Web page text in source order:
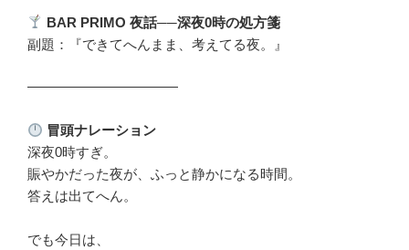
BAR PRIMO夜話──深夜0時の処方箋
副題：『できてへんまま、考えてる夜。』
―――――――――――
冒頭ナレーション
深夜0時すぎ。
賑やかだった夜が、ふっと静かになる時間。
答えは出てへん。
でも今日は、